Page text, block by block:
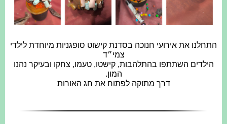
התחלנו את אירועי חנוכה בסדנת קישוט סופגניות מיוחדת לילדי
צמי״ד
הילדים השתתפו בהתלהבות, קישטו, טעמו, צחקו ובעיקר נהנו
המון.
דרך מתוקה לפתוח את חג האורות